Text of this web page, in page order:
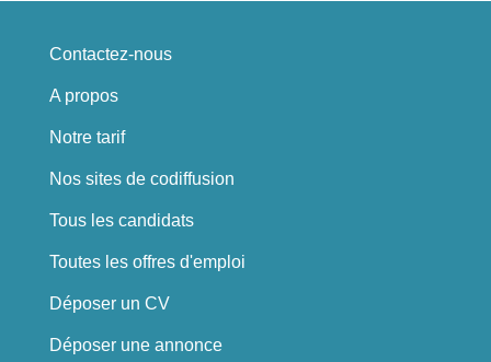
Contactez-nous
A propos
Notre tarif
Nos sites de codiffusion
Tous les candidats
Toutes les offres d'emploi
Déposer un CV
Déposer une annonce